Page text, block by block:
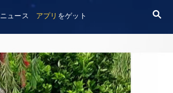
ニュース アプリ をゲット